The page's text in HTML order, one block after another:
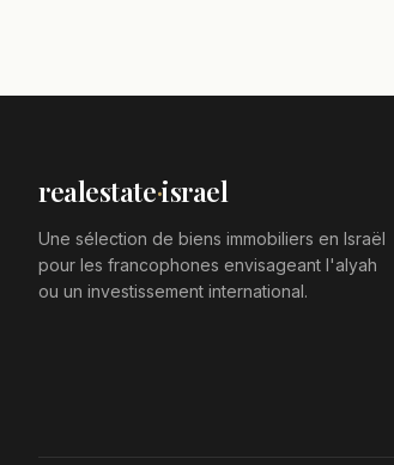
realestate·israel
Une sélection de biens immobiliers en Israël
pour les francophones envisageant l'alyah
ou un investissement international.